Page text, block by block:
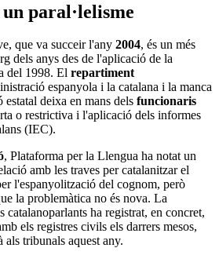
paral·lelisme
que va succeir l'any 2004, és un més
dels anys des de l'aplicació de la
del 1998. El repartiment
espanyola i la catalana i la manca
deixa en mans dels funcionaris
o restrictiva i l'aplicació dels informes
(IEC).
, Plataforma per la Llengua ha notat un
amb les traves per catalanitzar el
l'espanyolització del cognom, però
la problemàtica no és nova. La
catalanoparlants ha registrat, en concret,
els registres civils els darrers mesos,
als tribunals aquest any.